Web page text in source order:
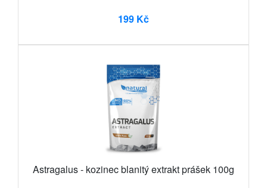
199 Kč
Astragalus - kozinec blanitý extrakt prášek 100g